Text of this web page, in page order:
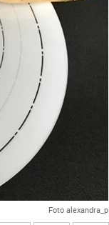
Foto alexandra_p